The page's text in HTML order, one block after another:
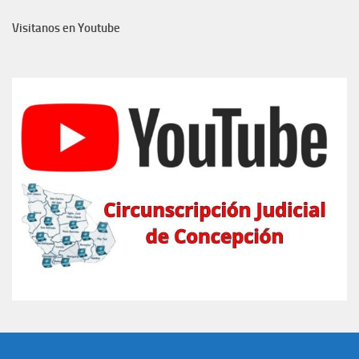
Visitanos en Youtube